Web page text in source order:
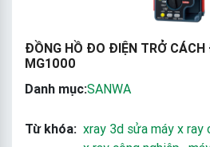
ĐỒNG HỒ ĐO ĐIỆN TRỞ CÁCH
MG1000
Danh mục:SANWA
Từ khóa: xray 3d sửa máy x ray